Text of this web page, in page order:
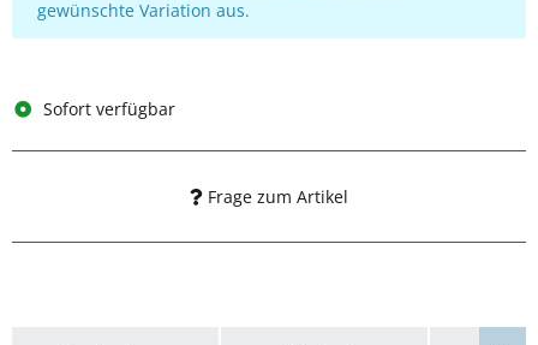
gewünschte Variation aus.
Sofort verfügbar
Frage zum Artikel